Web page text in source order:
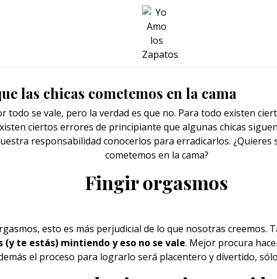
SALUD
las chicas cometemos en la cama
todo se vale, pero la verdad es que no. Para todo existen
ciertos errores de principiante que algunas chicas
responsabilidad conocerlos para erradicarlos.
cometemos en la cama?
Fingir orgasmos
, esto es más perjudicial de lo que nosotras creemos.
(y te estás) mintiendo y eso no se vale. Mejor procura
el proceso para lograrlo será placentero y divertido,